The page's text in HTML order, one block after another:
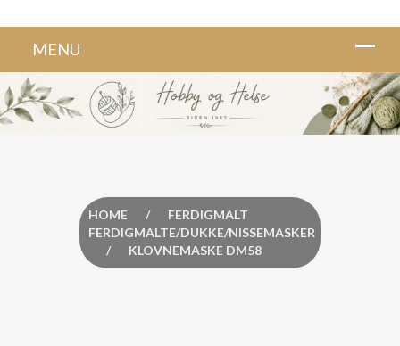
HOME
/
FERDIGMALTE/DUKKE/NISSEMASKER
/
FERDIGMALT
KLOVNEMASKE DM58